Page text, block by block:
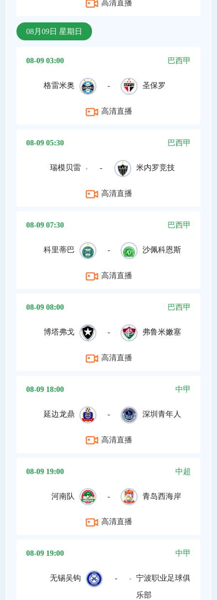
高清直播
08月09日 星期日
08-09 03:00 巴西甲
格雷米奥 - 圣保罗
高清直播
08-09 05:30 巴西甲
瑞模贝雷 - 米内罗竞技
高清直播
08-09 07:30 巴西甲
科里蒂巴 - 沙佩科恩斯
高清直播
08-09 08:00 巴西甲
博塔弗戈 - 弗鲁米嫩塞
高清直播
08-09 18:00 中甲
延边龙鼎 - 深圳青年人
高清直播
08-09 19:00 中超
河南队 - 青岛西海岸
高清直播
08-09 19:00 中甲
无锡吴钩 - 宁波职业足球俱
乐部